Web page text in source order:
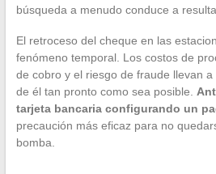
búsqueda a menudo conduce a
El retroceso del cheque en las
fenómeno temporal. Los costos de
de cobro y el riesgo de fraude llevan
de él tan pronto como sea posible.
tarjeta bancaria configurando un
precaución más eficaz para no
bomba.